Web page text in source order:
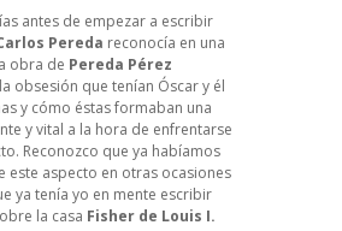
antes de empezar a escribir
Pereda reconocía en una
obra de Pereda Pérez
la obsesión que tenían Óscar y él
y cómo éstas formaban una
y vital a la hora de enfrentarse
Reconozco que ya habíamos
este aspecto en otras ocasiones
ya tenía yo en mente escribir
la casa Fisher de Louis I.